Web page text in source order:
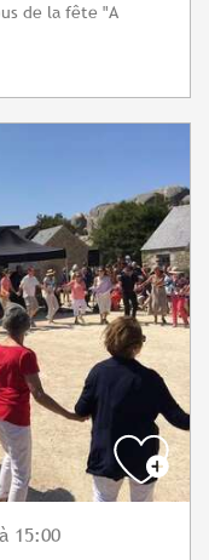
de la fête "A
à 15:00